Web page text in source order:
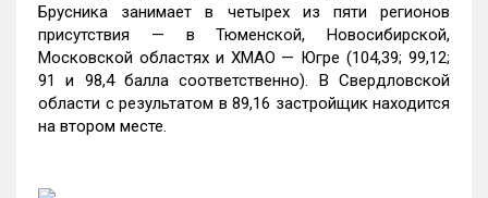
Брусника занимает в четырех из пяти регионов
присутствия — в Тюменской, Новосибирской,
Московской областях и ХМАО — Югре (104,39; 99,12;
91 и 98,4 балла соответственно). В Свердловской
области с результатом в 89,16 застройщик находится
на втором месте.